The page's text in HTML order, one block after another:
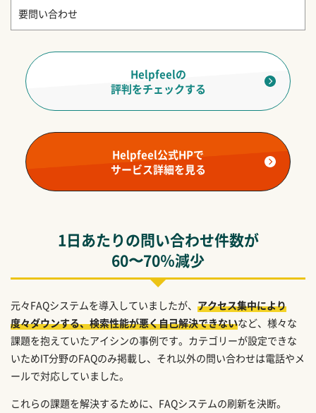
要問い合わせ
Helpfeelの
評判をチェックする
Helpfeel公式HPで
サービス詳細を見る
1日あたりの問い合わせ件数が
60〜70％減少
元々FAQシステムを導入していましたが、 アクセス集中により
度々ダウンする、検索性能が悪く自己解決できないなど、様々な
課題を抱えていたアイシンの事例です。カテゴリーが設定できな
いためIT分野のFAQのみ掲載し、それ以外の問い合わせは電話やメ
ールで対応していました。
これらの課題を解決するために、FAQシステムの刷新を決断。